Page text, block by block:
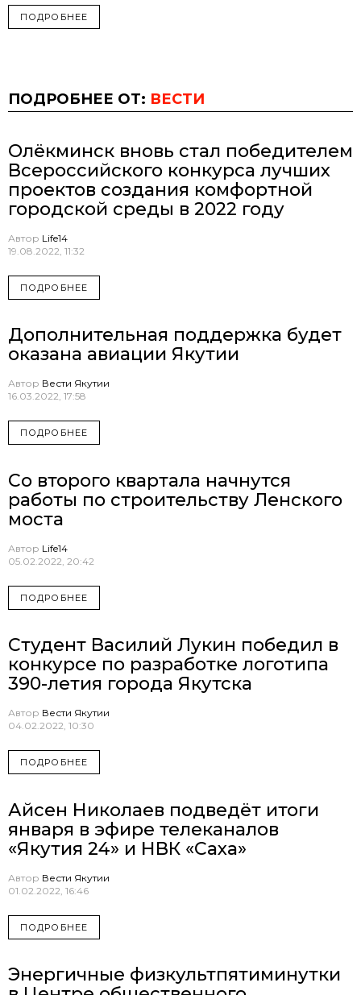
ПОДРОБНЕЕ
ПОДРОБНЕЕ ОТ: ВЕСТИ
Олёкминск вновь стал победителем
Всероссийского конкурса лучших
проектов создания комфортной
городской среды в 2022 году
Автор Life14
19.08.2022, 11:32
ПОДРОБНЕЕ
Дополнительная поддержка будет
оказана авиации Якутии
Автор Вести Якутии
16.03.2022, 17:58
ПОДРОБНЕЕ
Со второго квартала начнутся
работы по строительству Ленского
моста
Автор Life14
05.02.2022, 20:42
ПОДРОБНЕЕ
Студент Василий Лукин победил в
конкурсе по разработке логотипа
390-летия города Якутска
Автор Вести Якутии
04.02.2022, 10:30
ПОДРОБНЕЕ
Айсен Николаев подведёт итоги
января в эфире телеканалов
«Якутия 24» и НВК «Саха»
Автор Вести Якутии
01.02.2022, 16:46
ПОДРОБНЕЕ
Энергичные физкультпятиминутки